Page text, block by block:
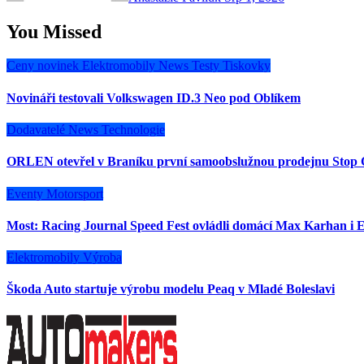
You Missed
Ceny novinek Elektromobily News Testy Tiskovky
Novináři testovali Volkswagen ID.3 Neo pod Oblíkem
Dodavatelé News Technologie
ORLEN otevřel v Braníku první samoobslužnou prodejnu Stop
Eventy Motorsport
Most: Racing Journal Speed Fest ovládli domácí Max Karhan i
Elektromobily Výroba
Škoda Auto startuje výrobu modelu Peaq v Mladé Boleslavi